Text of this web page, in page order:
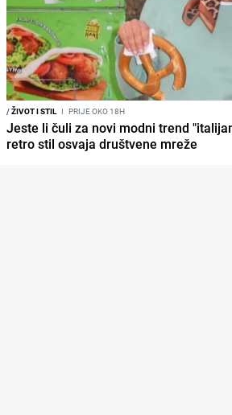
/ŽIVOT I STIL I PRIJE OKO 18H
Jeste li čuli za novi modni trend
retro stil osvaja društvene mreže